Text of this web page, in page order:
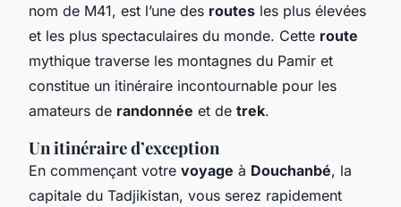
nom de M41, est l’une des routes les plus élevées
et les plus spectaculaires du monde. Cette route
mythique traverse les montagnes du Pamir et
constitue un itinéraire incontournable pour les
amateurs de randonnée et de trek.
Un itinéraire d’exception
En commençant votre voyage à Douchanbé, la
capitale du Tadjikistan, vous serez rapidement